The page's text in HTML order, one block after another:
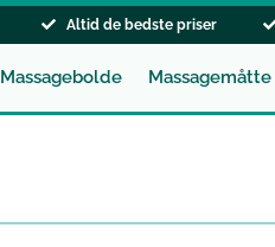
Altid de bedste priser
Massagebolde Massagemåtte